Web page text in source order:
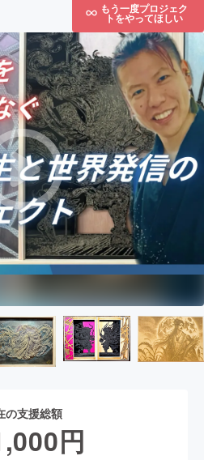
もう一度プロジェク
トをやってほしい
の支援総額
円